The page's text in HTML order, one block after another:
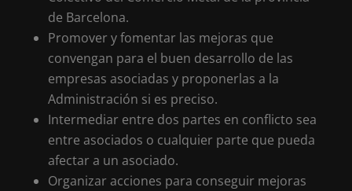
de Barcelona.
Promover y fomentar las mejoras que
convengan para el buen desarrollo de las
empresas asociadas y proponerlas a la
Administración si es preciso.
Intermediar entre dos partes en conflicto sea
entre asociados o cualquier parte que pueda
afectar a un asociado.
Organizar acciones para conseguir mejoras